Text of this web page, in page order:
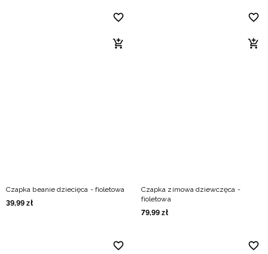
Czapka beanie dziecięca - fioletowa
39,99 zł
Czapka zimowa dziewczęca -
fioletowa
79,99 zł